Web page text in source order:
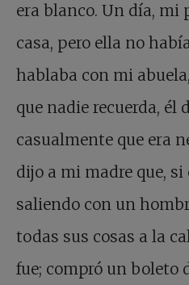
era blanco. Un día, mi
casa, pero ella no
hablaba con mi
que nadie recuerda, él
casualmente que era
dijo a mi madre que,
saliendo con un
todas sus cosas a la
fue; compró un boleto